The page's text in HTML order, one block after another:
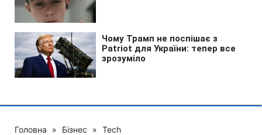
Головна » Бізнес » Tech